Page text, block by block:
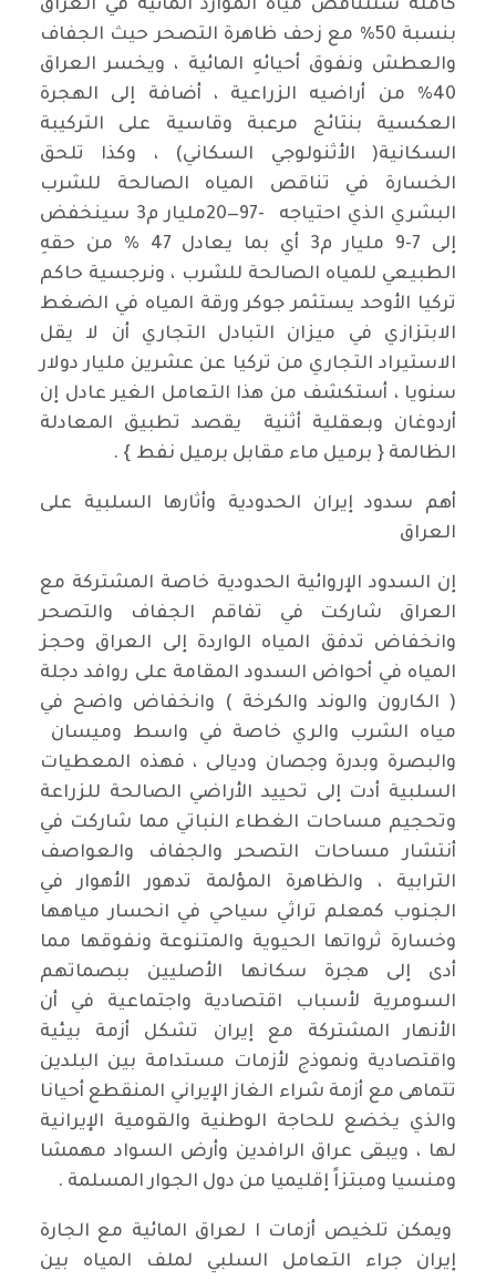
كاملة ستتناقص مياه الموارد المائية في العراق
بنسبة 50% مع زحف ظاهرة التصحر حيث الجفاف
والعطش ونفوق أحيائهِ المائية ، ويخسر العراق
40% من أراضيه الزراعية ، أضافة إلى الهجرة
العكسية بنتائج مرعبة وقاسية على التركيبة
السكانية( الأثنولوجي السكاني) ، وكذا تلحق
الخسارة في تناقص المياه الصالحة للشرب
البشري الذي احتياجه -97—20مليار م3 سينخفض
إلى 7-9 مليار م3 أي بما يعادل 47 % من حقهِ
الطبيعي للمياه الصالحة للشرب ، ونرجسية حاكم
تركيا الأوحد يستثمر جوكر ورقة المياه في الضغط
الابتزازي في ميزان التبادل التجاري أن لا يقل
الاستيراد التجاري من تركيا عن عشرين مليار دولار
سنويا ، أستكشف من هذا التعامل الغير عادل إن
أردوغان وبعقلية أثنية يقصد تطبيق المعادلة
الظالمة { برميل ماء مقابل برميل نفط } .
أهم سدود إيران الحدودية وأثارها السلبية على
العراق
إن السدود الإروائية الحدودية خاصة المشتركة مع
العراق شاركت في تفاقم الجفاف والتصحر
وانخفاض تدفق المياه الواردة إلى العراق وحجز
المياه في أحواض السدود المقامة على روافد دجلة
( الكارون والوند والكرخة ) وانخفاض واضح في
مياه الشرب والري خاصة في واسط وميسان
والبصرة وبدرة وجصان وديالى ، فهذه المعطيات
السلبية أدت إلى تحييد الأراضي الصالحة للزراعة
وتحجيم مساحات الغطاء النباتي مما شاركت في
أنتشار مساحات التصحر والجفاف والعواصف
الترابية ، والظاهرة المؤلمة تدهور الأهوار في
الجنوب كمعلم تراثي سياحي في انحسار مياهها
وخسارة ثرواتها الحيوية والمتنوعة ونفوقها مما
أدى إلى هجرة سكانها الأصليين ببصماتهم
السومرية لأسباب اقتصادية واجتماعية في أن
الأنهار المشتركة مع إيران تشكل أزمة بيئية
واقتصادية ونموذج لأزمات مستدامة بين البلدين
تتماهى مع أزمة شراء الغاز الإيراني المنقطع أحيانا
والذي يخضع للحاجة الوطنية والقومية الإيرانية
لها ، ويبقى عراق الرافدين وأرض السواد مهمشا
ومنسيا ومبتزاً إقليميا من دول الجوار المسلمة .
ويمكن تلخيص أزمات ا لعراق المائية مع الجارة
إيران جراء التعامل السلبي لملف المياه بين